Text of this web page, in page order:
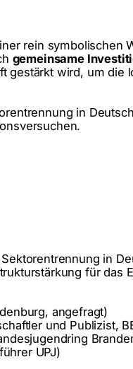
rein symbolischen
gemeinsame
gestärkt wird, um
in
in
für
angefragt)
und Publizist,
UPJ)